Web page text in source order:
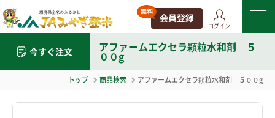
ログイン
今すぐ注文 アファームエクセラ顆粒水和剤 ５
００g
トップ 商品検索 アファームエクセラ顆粒水和剤 ５００g